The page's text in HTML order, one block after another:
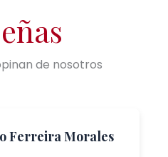
de nosotros
Ferreira Morales